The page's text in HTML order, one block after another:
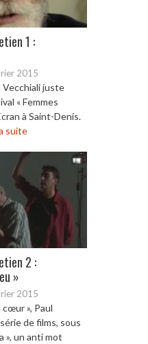
1 :
2015
juste
« Femmes
à Saint-Denis.
suite
2 :
»
2015
cœur », Paul
de films, sous
», un anti mot